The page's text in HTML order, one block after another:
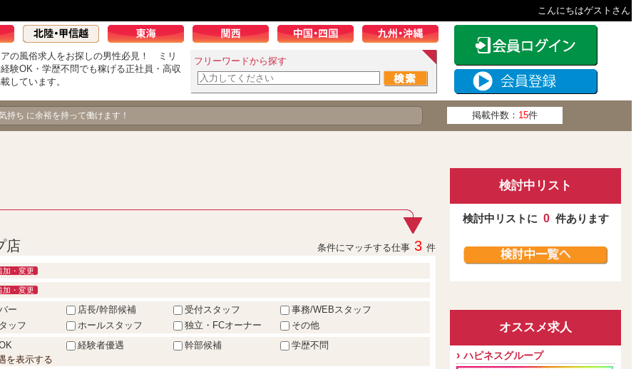
こんにちはゲストさん
の風俗求人をお探しの男性必見！ ミリ
験OK・学歴不問でも稼げる正社員・高収
しています。
フリーワードから探す
の飽くなき挑戦！
持ち に余裕を持って働けます！ 掲載件数： 15件
店 条件にマッチする仕事 3 件
加・変更
加・変更
ー 店長/幹部候補 受付スタッフ
事務/WEBスタッフ
ッフ
ホールスタッフ 独立・FCオーナー
その他
経験者優遇 幹部候補
学歴不問
を表示する
検討中リスト
検討中リストに 0 件あります
オススメ求人
ハピネスグループ